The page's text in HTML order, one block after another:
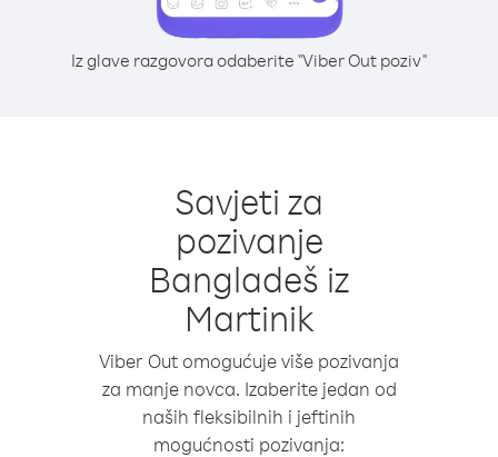
Iz glave razgovora odaberite "Viber Out poziv"
Savjeti za
pozivanje
Bangladeš iz
Martinik
Viber Out omogućuje više pozivanja
za manje novca. Izaberite jedan od
naših fleksibilnih i jeftinih
mogućnosti pozivanja: